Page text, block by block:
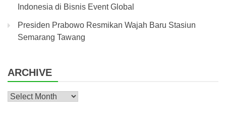
Indonesia di Bisnis Event Global
Presiden Prabowo Resmikan Wajah Baru Stasiun
Semarang Tawang
ARCHIVE
Archive